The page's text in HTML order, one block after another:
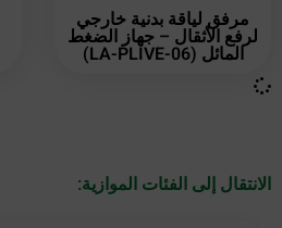
مرفق لياقة بدنية خارجي
لرفع الأثقال – جهاز الضغط
المائل (LA-PLIVE-06)
الانتقال إلى الفئات الموازية: